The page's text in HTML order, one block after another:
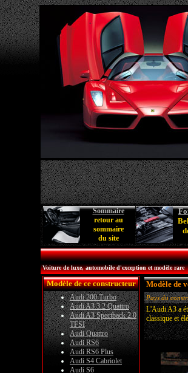
Sommaire
retour au
sommaire
du site
Voiture de luxe, automobile d'exception et modèle rare
Modèle de ce constructeur
Audi 200 Turbo
Audi A3 3.2 Quattro
Audi A3 Sportback 2.0
TFSI
Audi Quattro
Audi RS6
Audi RS6 Plus
Audi S4 Cabriolet
Audi S6
Modèle de
Pays du
L'Audi A3 a
classique et